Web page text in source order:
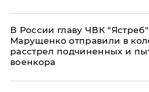
В России главу ЧВК "Ястреб"
Марущенко отправили в
расстрел подчиненных и
военкора